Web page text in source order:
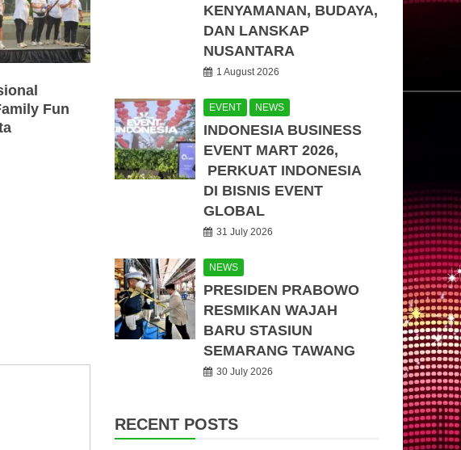
Fun
KENYAMANAN, BUDAYA,
DAN LANSKAP
NUSANTARA
1 August 2026
EVENT NEWS
INDONESIA BUSINESS
EVENT MART 2026,
PERKUAT INDONESIA
DI BISNIS EVENT
GLOBAL
31 July 2026
NEWS
PRESIDEN PRABOWO
RESMIKAN WAJAH
BARU STASIUN
SEMARANG TAWANG
30 July 2026
RECENT POSTS